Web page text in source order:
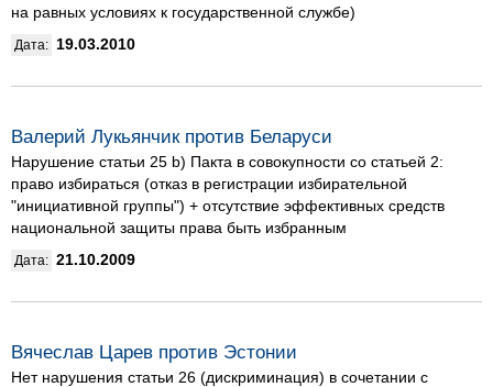
на равных условиях к государственной службе)
Дата: 19.03.2010
Валерий Лукьянчик против Беларуси
Нарушение статьи 25 b) Пакта в совокупности со статьей 2:
право избираться (отказ в регистрации избирательной
"инициативной группы") + отсутствие эффективных средств
национальной защиты права быть избранным
Дата: 21.10.2009
Вячеслав Царев против Эстонии
Нет нарушения статьи 26 (дискриминация) в сочетании с